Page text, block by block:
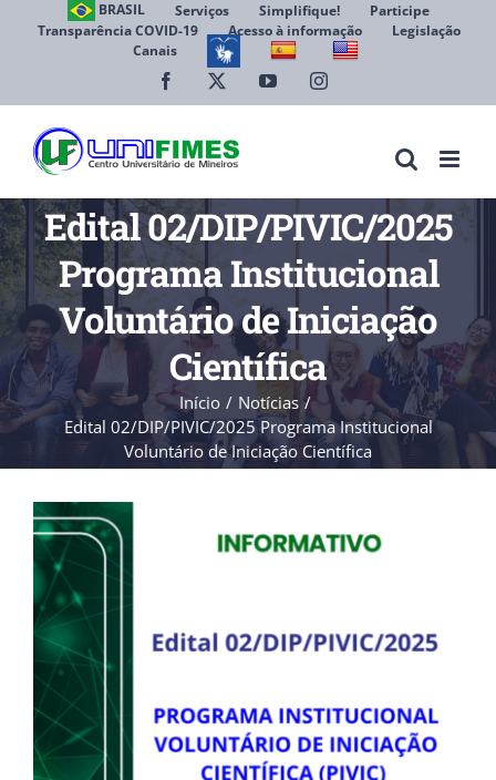
BRASIL Serviços Simplifique!
Participe
Transparência COVID-19
Acesso à informação
Legislação
Canais
Facebook YouTubeInstagram
Edital 02/DIP/PIVIC/2025
Programa Institucional
Voluntário de Iniciação
Científica
Início
Notícias
Edital 02/DIP/PIVIC/2025 Programa Institucional
Voluntário de Iniciação Científica
View
Larger
Image